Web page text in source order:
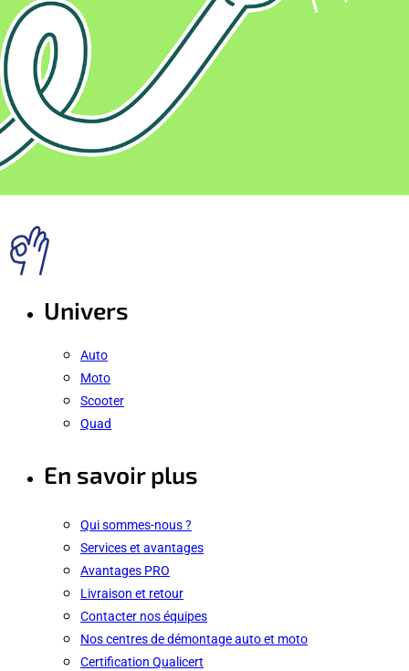
Univers
Auto
Moto
Scooter
Quad
En savoir plus
Qui sommes-nous ?
Services et avantages
Avantages PRO
Livraison et retour
Contacter nos équipes
Nos centres de démontage auto et moto
Certification Qualicert